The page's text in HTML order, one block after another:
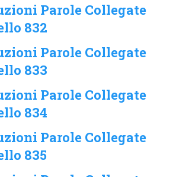
Parole Collegate
832
Parole Collegate
833
Parole Collegate
834
Parole Collegate
835